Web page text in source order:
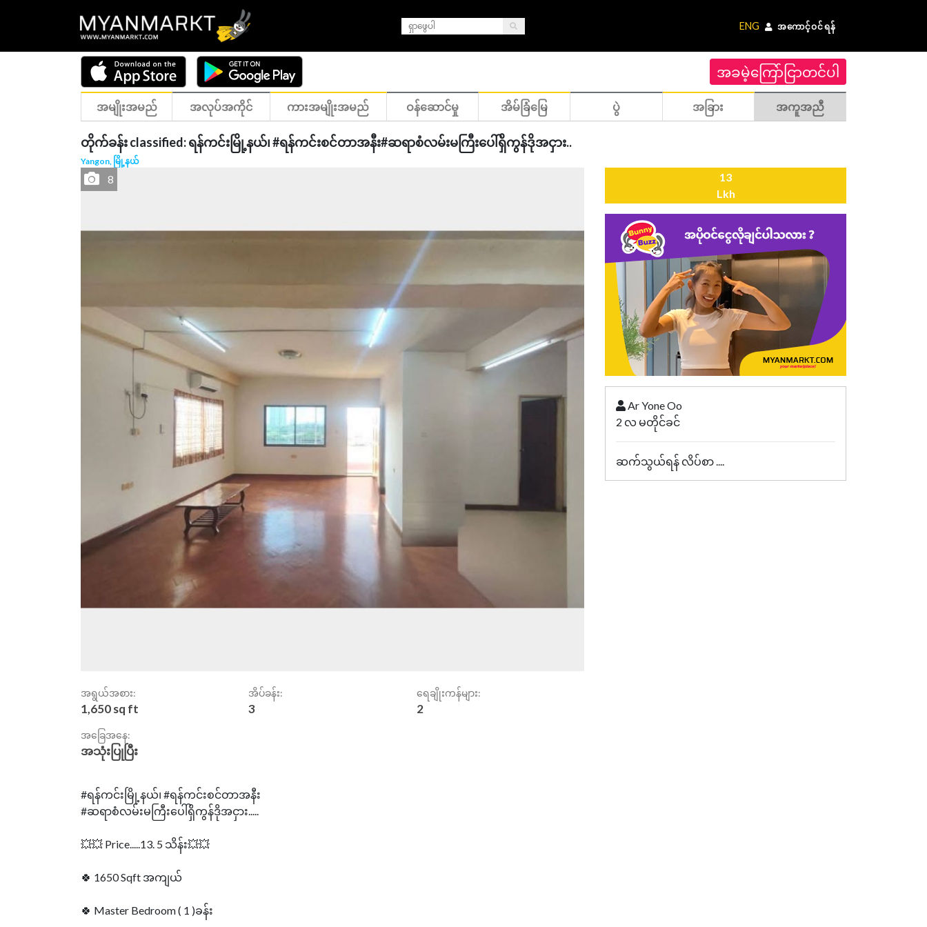
ENG အကောင့်ဝင်ရန်
အခမဲ့ကြော်ငြာတင်ပါ
အမျိုးအမည် အလုပ်အကိုင် ကားအမျိုးအမည် ဝန်ဆောင်မှု အိမ်ခြံမြေ ပွဲ အခြား အကူအညီ
တိုက်ခန်း classified: ရန်ကင်းမြို့နယ်၊ #ရန်ကင်းစင်တာအနီး#ဆရာစံလမ်းမကြီးပေါ်ရှိကွန်ဒိုအငှား..
Yangon, မြို့နယ်
8
13
Lkh
Ar Yone Oo
2 လ မတိုင်ခင်
ဆက်သွယ်ရန် လိပ်စာ ....
အရွယ်အစား:
1,650 sq ft
အိပ်ခန်း:
3
ရေချိုးကန်များ:
2
အခြေအနေ:
အသုံးပြုပြီး
#ရန်ကင်းမြို့နယ်၊ #ရန်ကင်းစင်တာအနီး
#ဆရာစံလမ်းမကြီးပေါ်ရှိကွန်ဒိုအငှား.....
💥💥 Price.....13. 5 သိန်း💥💥
🍀 1650 Sqft အကျယ်
🍀 Master Bedroom ( 1 )ခန်း